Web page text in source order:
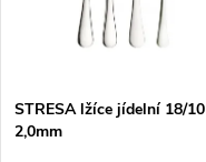
o
d
r
o
STRESA lžíce jídelní 18/10
2,0mm